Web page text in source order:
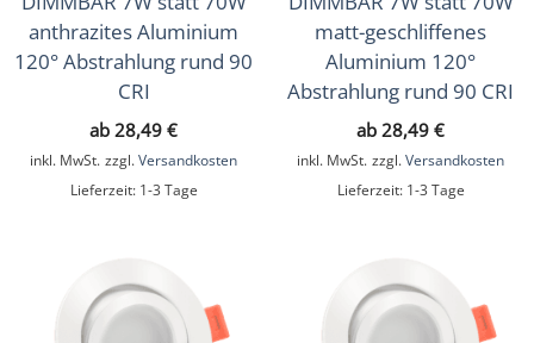
anthrazites Aluminium
120° Abstrahlung rund 90
CRI
ab 28,49 €
inkl. MwSt. zzgl. Versandkosten
Lieferzeit: 1-3 Tage
matt-geschliffenes
Aluminium 120°
Abstrahlung rund 90 CRI
ab 28,49 €
inkl. MwSt. zzgl. Versandkosten
Lieferzeit: 1-3 Tage